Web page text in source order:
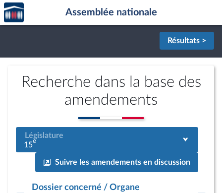
Aller au contenu
Aller en bas de la page
Accèder
à la
page
Assemblée nationale
Résultats >
Recherche dans la base des
amendements
Législature
15e
Suivre les amendements en discussion
Dossier concerné / Organe